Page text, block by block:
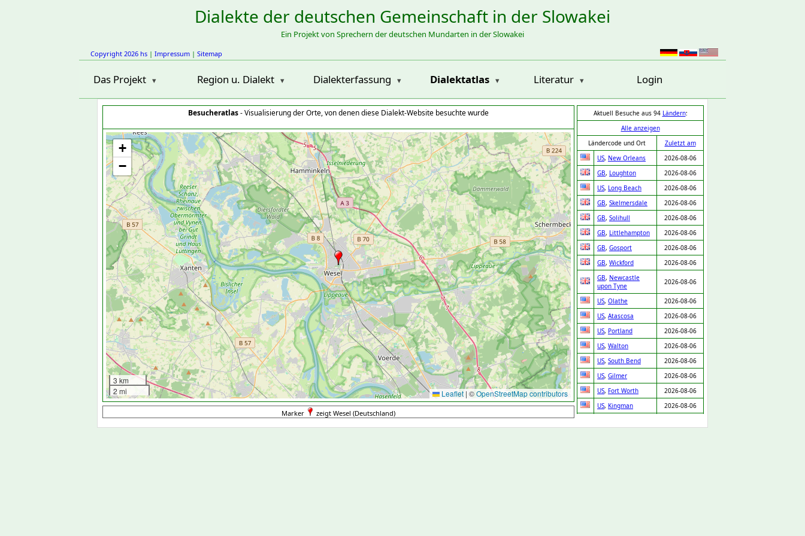
Dialekte der deutschen Gemeinschaft in der Slowakei
Ein Projekt von Sprechern der deutschen Mundarten in der Slowakei
Copyright 2026 hs | Impressum | Sitemap
Das Projekt Region u. Dialekt Dialekterfassung Dialektatlas Literatur Login
Besucheratlas- Visualisierung der Orte, von denen diese Dialekt-Website besuchte wurde
+
−
3 km
2 mi
Leaflet | ©OpenStreetMap contributors
Aktuell Besuche aus 94 Ländern:
Alle anzeigen
Ländercode und Ort
Zuletzt am
US, New Orleans
2026-08-06
GB, Loughton
2026-08-06
US, Long Beach
2026-08-06
GB, Skelmersdale
2026-08-06
GB, Solihull
2026-08-06
GB, Littlehampton
2026-08-06
GB, Gosport
2026-08-06
GB, Wickford
2026-08-06
GB, Newcastle
upon Tyne
2026-08-06
US, Olathe
2026-08-06
US, Atascosa
2026-08-06
US, Portland
2026-08-06
US, Walton
2026-08-06
US, South Bend
2026-08-06
US, Gilmer
2026-08-06
US, Fort Worth
2026-08-06
US, Kingman
2026-08-06
Marker zeigt Wesel (Deutschland)